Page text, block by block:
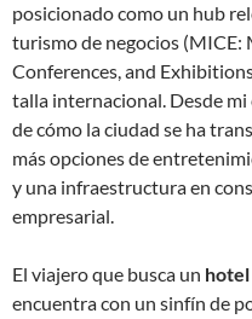
posicionado como un hub
turismo de negocios (MICE:
Conferences, and
talla internacional. Desde
de cómo la ciudad se ha
más opciones de
y una infraestructura en
empresarial.
El viajero que busca un hotel
encuentra con un sinfín de